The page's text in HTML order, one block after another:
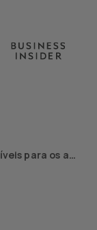
Mais de 500 ofertas de emprego disponíveis para os aeroportos em Portugal